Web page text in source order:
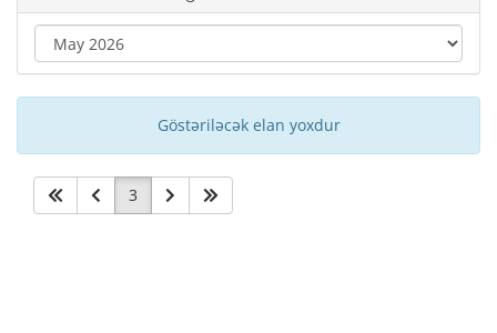
Göstəriləcək elan yoxdur
3